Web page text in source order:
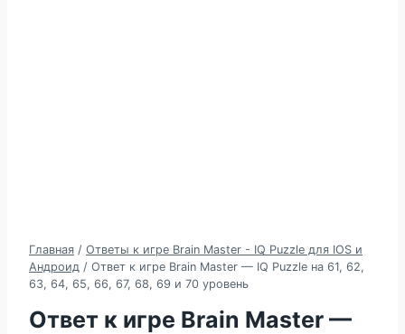
Главная / Ответы к игре Brain Master - IQ Puzzle для IOS и
Андроид / Ответ к игре Brain Master — IQ Puzzle на 61, 62,
63, 64, 65, 66, 67, 68, 69 и 70 уровень
Ответ к игре Brain Master —